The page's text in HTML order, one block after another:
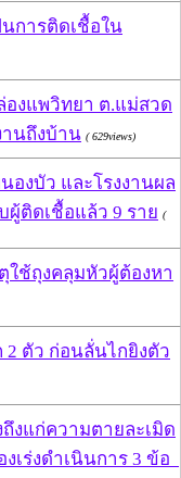
การติดเชื้อใน
องแพวิทยา ต.แม่สวด
านถึงบ้าน ( 629views)
องบัว และโรงงานผล
ผู้ติดเชื้อแล้ว 9 ราย (
ใช้ถุงคลุมหัวผู้ต้องหา
ตัว ก่อนลั่นไกยิงตัว
งแก่ความตายละเมิด
เร่งดำเนินการ 3 ข้อ